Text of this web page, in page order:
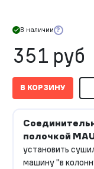
В наличии
351 руб
В КОРЗИНУ
полочкой
установить
машину "в